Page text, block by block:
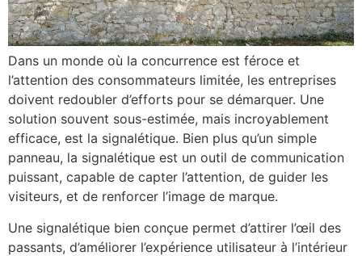
Dans un monde où la concurrence est féroce et
l’attention des consommateurs limitée, les entreprises
doivent redoubler d’efforts pour se démarquer. Une
solution souvent sous-estimée, mais incroyablement
efficace, est la signalétique. Bien plus qu’un simple
panneau, la signalétique est un outil de communication
puissant, capable de capter l’attention, de guider les
visiteurs, et de renforcer l’image de marque.
Une signalétique bien conçue permet d’attirer l’œil des
passants, d’améliorer l’expérience utilisateur à l’intérieur